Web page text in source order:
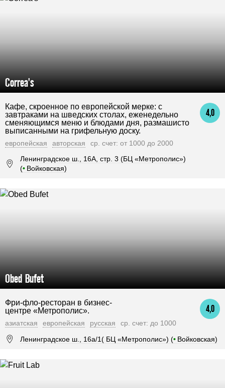
Correa's
4,0
Кафе, скроенное по европейской мерке: с
завтраками на шведских столах, еженедельно
сменяющимся меню и блюдами дня, размашисто
выписанными на грифельную доску.
европейская авторская
ср. счет: от 1000 до 2000
Ленинградское ш., 16А, стр. 3 (БЦ «Метрополис»)
(• Войковская)
Obed Bufet
4,0
Фри-фло-ресторан в бизнес-
центре «Метрополис».
азиатская европейская русская
ср. счет: до 1000
Ленинградское ш., 16а/1( БЦ «Метрополис») (• Войковская)